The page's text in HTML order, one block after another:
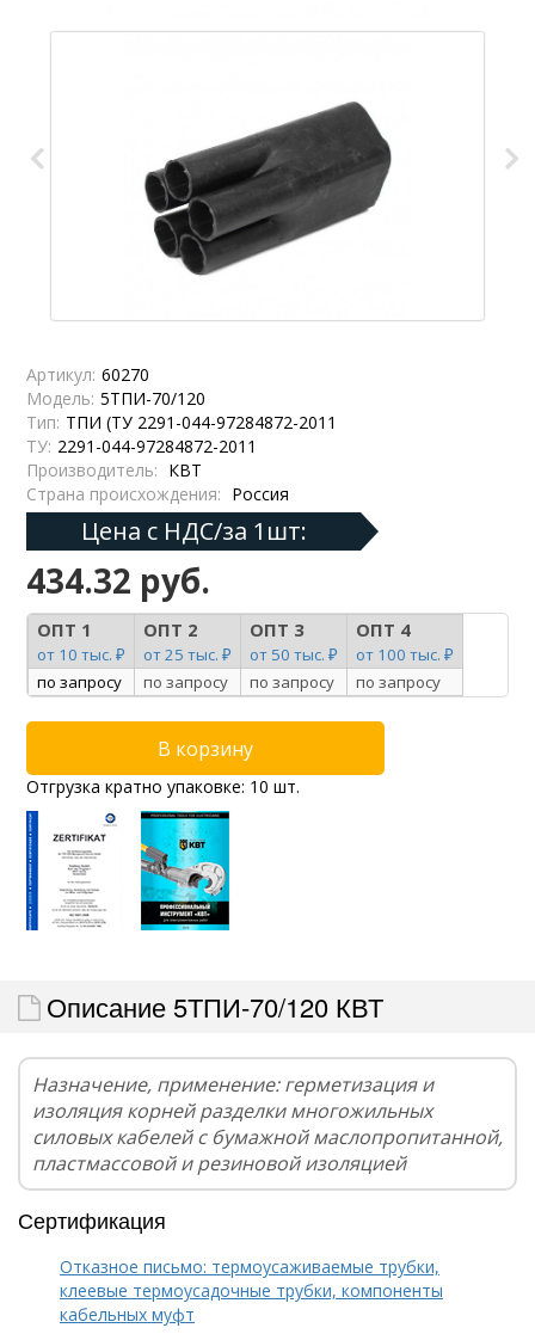
Артикул: 60270
Модель: 5ТПИ-70/120
Тип: ТПИ (ТУ 2291-044-97284872-2011
ТУ: 2291-044-97284872-2011
Производитель: КВТ
Страна происхождения: Россия
Цена с НДС/за 1шт:
434.32 руб.
ОПТ 1
от 10 тыс. ₽
ОПТ 2
от 25 тыс. ₽
ОПТ 3
от 50 тыс. ₽
ОПТ 4
от 100 тыс. ₽
по запросу
по запросу по запросу по запросу
Отгрузка кратно упаковке: 10 шт.
Описание 5ТПИ-70/120 КВТ
Назначение, применение: герметизация и
изоляция корней разделки многожильных
силовых кабелей с бумажной маслопропитанной,
пластмассовой и резиновой изоляцией
Сертификация
Отказное письмо: термоусаживаемые трубки,
клеевые термоусадочные трубки, компоненты
кабельных муфт